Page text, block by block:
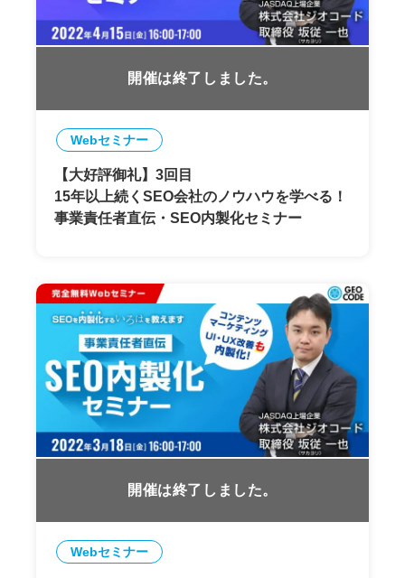
開催は終了しました。
Webセミナー
【大好評御礼】3回目
15年以上続くSEO会社のノウハウを学べる！
事業責任者直伝・SEO内製化セミナー
開催は終了しました。
Webセミナー